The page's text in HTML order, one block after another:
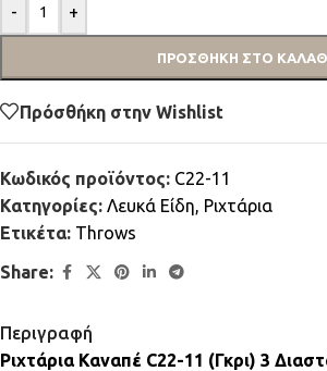
- +
ΠΡΟΣΘΉΚΗ ΣΤΟ
Πρόσθήκη στην Wishlist
Κωδικός προϊόντος: C22-11
Κατηγορίες: Λευκά Είδη, Ριχτάρια
Ετικέτα: Throws
Share:
Περιγραφή
Ριχτάρια Καναπέ C22-11 (Γκρι) 3